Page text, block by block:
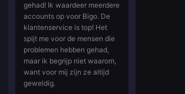
gehad! Ik waardeer meerdere
accounts op voor Bigo. De
klantenservice is top! Het
spijt me voor de mensen die
problemen hebben gehad,
maar ik begrijp niet waarom,
want voor mij zijn ze altijd
geweldig.